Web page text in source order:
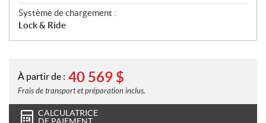
Système de chargement :
Lock & Ride
À partir de : 40 569 $
Frais de transport et préparation inclus.
CALCULATRICE